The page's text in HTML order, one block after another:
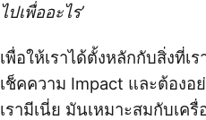
ไปเพื่ออะไร’
เพื่อให้เราได้ตั้งหลักกับสิ่งที่เ
เช็คความ Impact และต้องอ
เรามีเนี่ย มันเหมาะสมกับเค